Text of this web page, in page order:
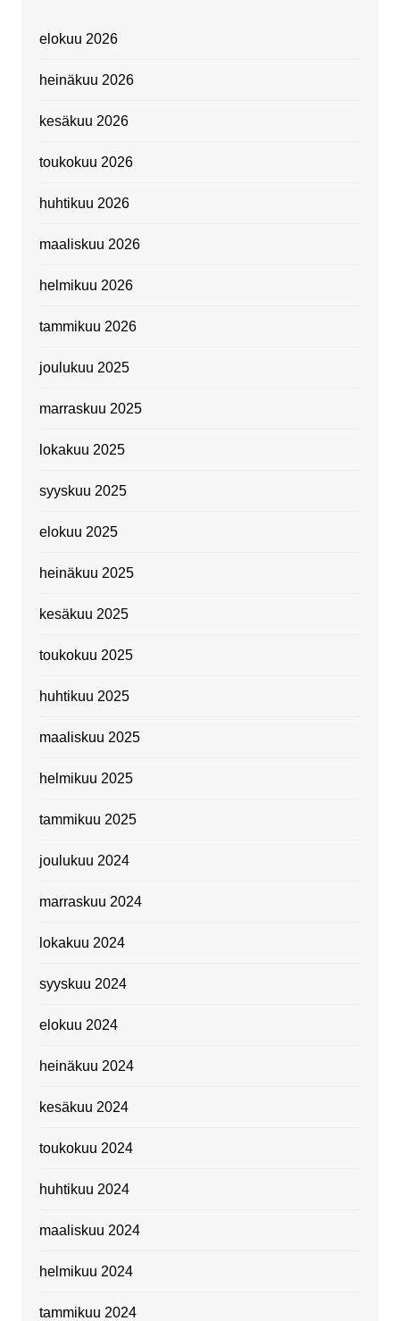
elokuu 2026
heinäkuu 2026
kesäkuu 2026
toukokuu 2026
huhtikuu 2026
maaliskuu 2026
helmikuu 2026
tammikuu 2026
joulukuu 2025
marraskuu 2025
lokakuu 2025
syyskuu 2025
elokuu 2025
heinäkuu 2025
kesäkuu 2025
toukokuu 2025
huhtikuu 2025
maaliskuu 2025
helmikuu 2025
tammikuu 2025
joulukuu 2024
marraskuu 2024
lokakuu 2024
syyskuu 2024
elokuu 2024
heinäkuu 2024
kesäkuu 2024
toukokuu 2024
huhtikuu 2024
maaliskuu 2024
helmikuu 2024
tammikuu 2024